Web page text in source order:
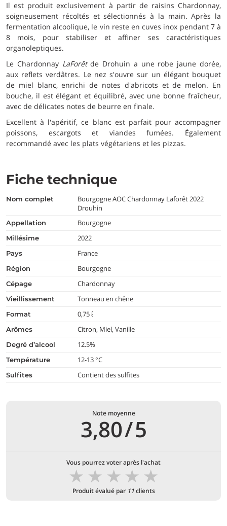
Il est produit exclusivement à partir de raisins Chardonnay,
soigneusement récoltés et sélectionnés à la main. Après la
fermentation alcoolique, le vin reste en cuves inox pendant 7 à
8 mois, pour stabiliser et affiner ses caractéristiques
organoleptiques.
Le Chardonnay LaForêtde Drohuin a une robe jaune dorée,
aux reflets verdâtres. Le nez s'ouvre sur un élégant bouquet
de miel blanc, enrichi de notes d'abricots et de melon. En
bouche, il est élégant et équilibré, avec une bonne fraîcheur,
avec de délicates notes de beurre en finale.
Excellent à l'apéritif, ce blanc est parfait pour accompagner
poissons, escargots et viandes fumées. Également
recommandé avec les plats végétariens et les pizzas.
Fiche technique
nom complet
Bourgogne AOC Chardonnay Laforêt 2022
Drouhin
appellation Bourgogne
millésime 2022
pays France
région Bourgogne
cépage Chardonnay
vieillissement Tonneau en chêne
format 0,75 ℓ
arômes Citron, Miel, Vanille
degré d’alcool 12.5%
température 12-13 °C
Sulfites Contient des sulfites
Note moyenne
3,80/5
Vous pourrez voter après l'achat
★
★
★
★
★
Produit évalué par 11clients